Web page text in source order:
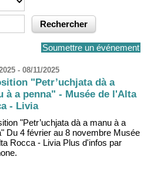
Soumettre un événement
- 08/11/2025
"Petr’uchjata dà a
à a penna" - Musée de l'Alta
- Livia
"Petr’uchjata dà a manu à a
Du 4 février au 8 novembre Musée
Rocca - Livia Plus d'infos par